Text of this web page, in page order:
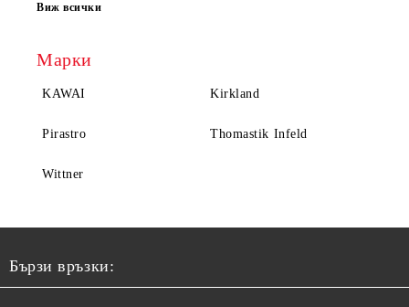
Виж всички
Марки
KAWAI Kirkland
Pirastro Thomastik Infeld
Wittner
Бързи връзки: